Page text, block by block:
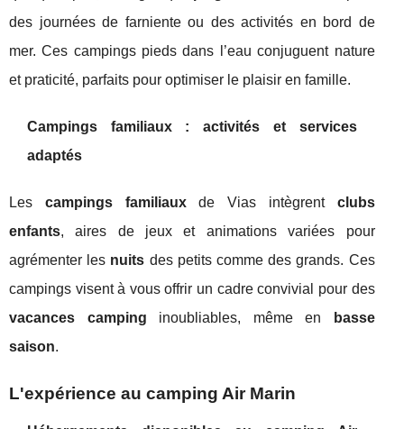
des journées de farniente ou des activités en bord de
mer. Ces campings pieds dans l’eau conjuguent nature
et praticité, parfaits pour optimiser le plaisir en famille.
Campings familiaux : activités et services
adaptés
Les campings familiauxde Vias intègrent clubs
enfants, aires de jeux et animations variées pour
agrémenter les nuits des petits comme des grands. Ces
campings visent à vous offrir un cadre convivial pour des
vacances camping inoubliables, même en
basse
saison.
L'expérience au camping Air Marin